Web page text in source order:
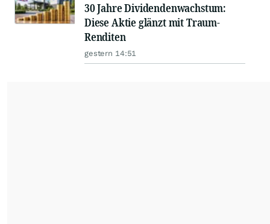
30 Jahre Dividendenwachstum:
Diese Aktie glänzt mit Traum-
Renditen
gestern 14:51